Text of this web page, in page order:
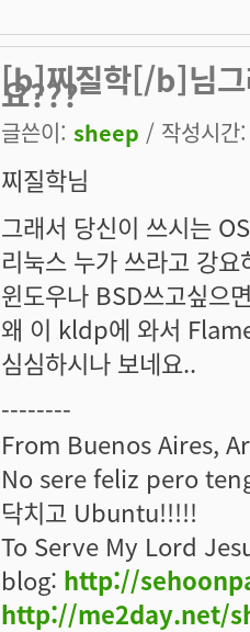
[b]찌질학[/b]님그
요???
글쓴이: sheep / 작성시
찌질학님
그래서 당신이 쓰시는
리눅스 누가 쓰라고 강요
윈도우나 BSD쓰고싶으
왜 이 kldp에 와서
심심하시나 보네요..
--------
From Buenos Aires,
No sere feliz pero
닥치고 Ubuntu!!!!!
To Serve My Lord
blog: http://
http://me2day.net/